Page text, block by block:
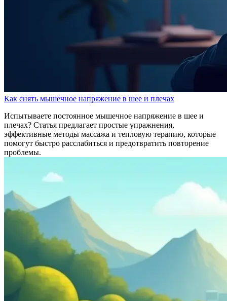
Как снять мышечное напряжение в шее и плечах
Испытываете постоянное мышечное напряжение в шее и
плечах? Статья предлагает простые упражнения,
эффективные методы массажа и тепловую терапию, которые
помогут быстро расслабиться и предотвратить повторение
проблемы.